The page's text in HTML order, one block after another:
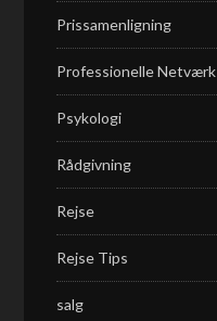
Prissamenligning
Professionelle Netværk
Psykologi
Rådgivning
Rejse
Rejse Tips
salg